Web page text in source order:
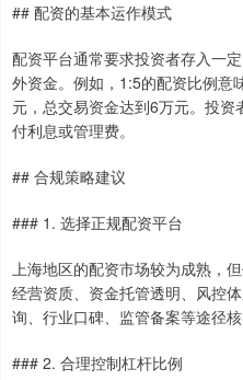
## 配资的基本运作模式
配资平台通常要求投资者存入一
外资金。例如，1:5的配资比例意
元，总交易资金达到6万元。投
付利息或管理费。
## 合规策略建议
### 1. 选择正规配资平台
上海地区的配资市场较为成熟，
经营资质、资金托管透明、风控
询、行业口碑、监管备案等途径核
### 2. 合理控制杠杆比例